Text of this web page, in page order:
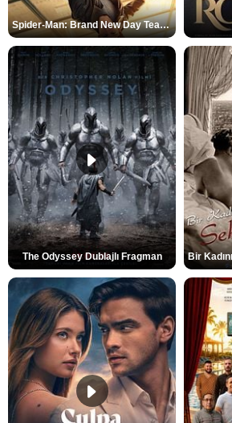
Spider-Man: Brand New Day Teaser
The Odyssey Dublajlı Fragman